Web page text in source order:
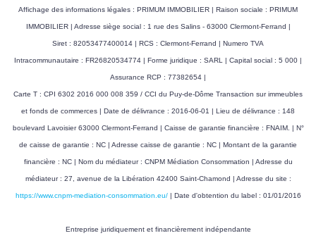
Affichage des informations légales : PRIMUM IMMOBILIER | Raison sociale : PRIMUM
IMMOBILIER | Adresse siège social : 1 rue des Salins - 63000 Clermont-Ferrand |
Siret : 82053477400014 | RCS : Clermont-Ferrand | Numero TVA
Intracommunautaire : FR26820534774 | Forme juridique : SARL | Capital social : 5 000 |
Assurance RCP : 77382654 |
Carte T : CPI 6302 2016 000 008 359 / CCI du Puy-de-Dôme Transaction sur immeubles
et fonds de commerces | Date de délivrance : 2016-06-01 | Lieu de délivrance : 148
boulevard Lavoisier 63000 Clermont-Ferrand | Caisse de garantie financière : FNAIM. | N°
de caisse de garantie : NC | Adresse caisse de garantie : NC | Montant de la garantie
financière : NC | Nom du médiateur : CNPM Médiation Consommation | Adresse du
médiateur : 27, avenue de la Libération 42400 Saint-Chamond | Adresse du site :
https://www.cnpm-mediation-consommation.eu/| Date d'obtention du label : 01/01/2016
Entreprise juridiquement et financièrement indépendante